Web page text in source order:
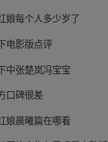
娘每个人多少岁了
电影版点评
中张楚岚冯宝宝
口碑很差
娘晨曦篇在哪看